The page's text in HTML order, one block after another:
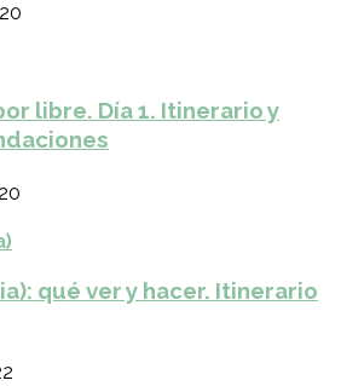
libre. Día 1. Itinerario y
qué ver y hacer. Itinerario